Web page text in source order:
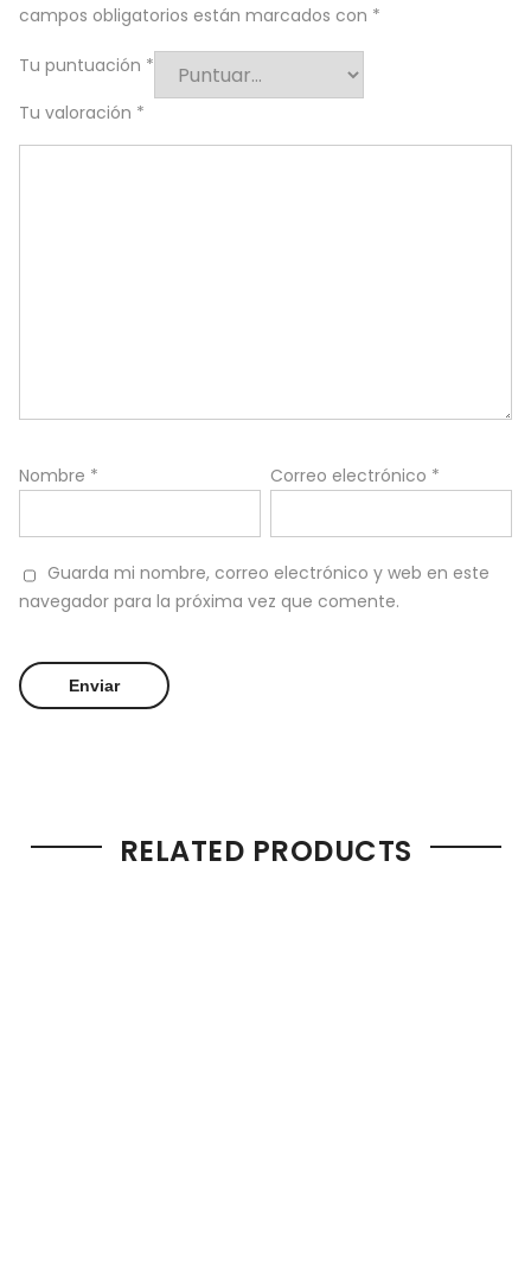
campos obligatorios están marcados con *
Tu puntuación *
Tu valoración *
Nombre * Correo electrónico *
Guarda mi nombre, correo electrónico y web en este
navegador para la próxima vez que comente.
RELATED PRODUCTS